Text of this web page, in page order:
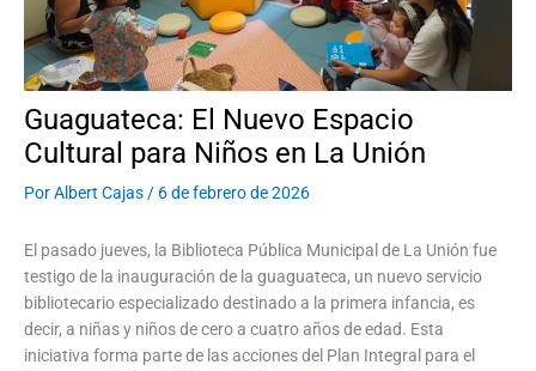
Guaguateca: El Nuevo Espacio
Cultural para Niños en La Unión
PorAlbert Cajas / 6 de febrero de 2026
El pasado jueves, la Biblioteca Pública Municipal de La Unión fue
testigo de la inauguración de la guaguateca, un nuevo servicio
bibliotecario especializado destinado a la primera infancia, es
decir, a niñas y niños de cero a cuatro años de edad. Esta
iniciativa forma parte de las acciones del Plan Integral para el